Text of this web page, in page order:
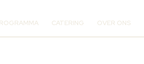
CATERING OVER ONS